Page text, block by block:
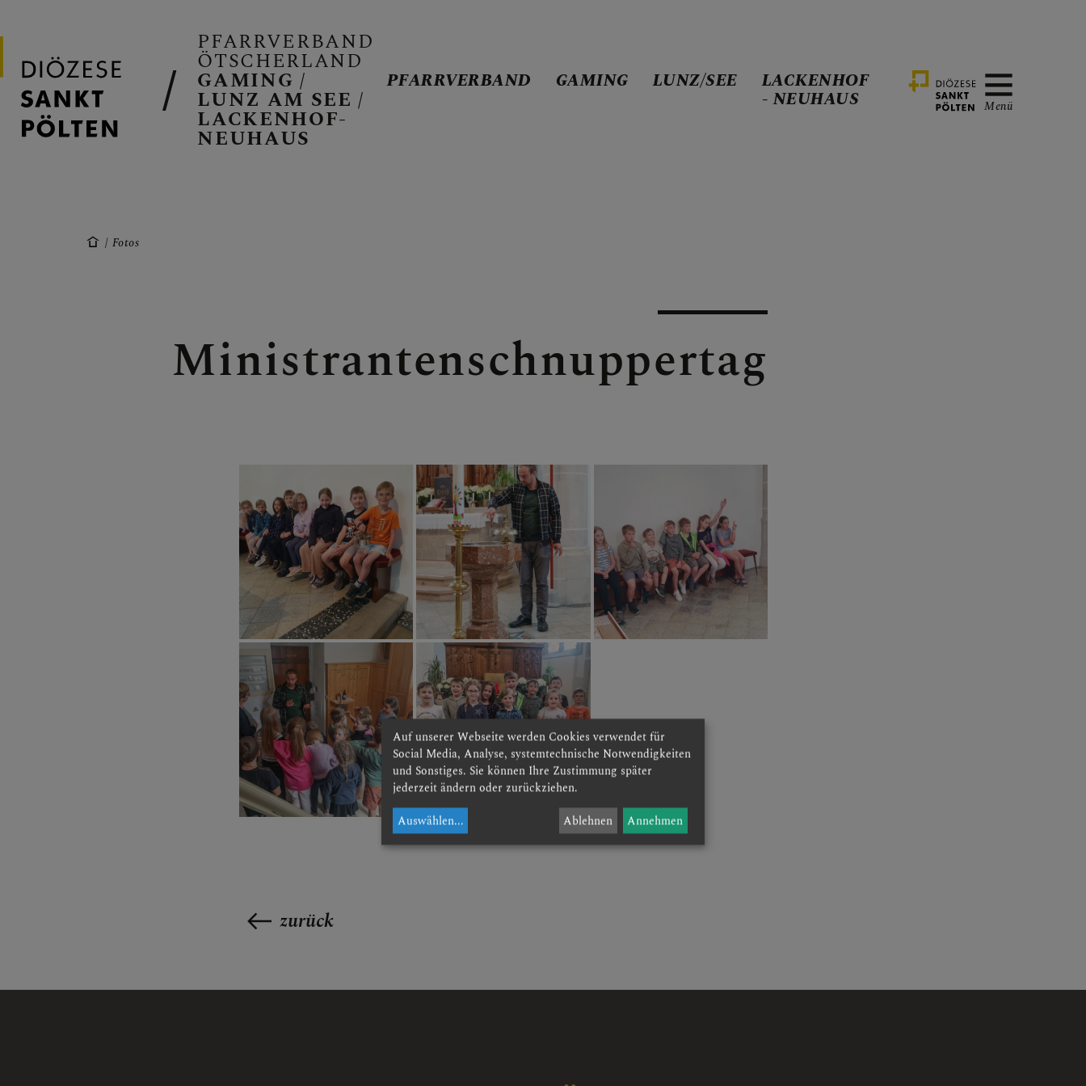
PFARRVERBAND
LUNZ/SEE
PFARRVERBAND
ÖTSCHERLAND
GAMING /
LUNZ AM SEE /
LACKENHOF-
NEUHAUS
PFARRVERBAND GAMING LUNZ/SEE LACKENHOF
- NEUHAUS Menü
Fotos
Ministrantenschnuppertag
zurück
Auf unserer Webseite werden Cookies verwendet für
Social Media, Analyse, systemtechnische Notwendigkeiten
und Sonstiges. Sie können Ihre Zustimmung später
jederzeit ändern oder zurückziehen.
Auswählen... Ablehnen Annehmen